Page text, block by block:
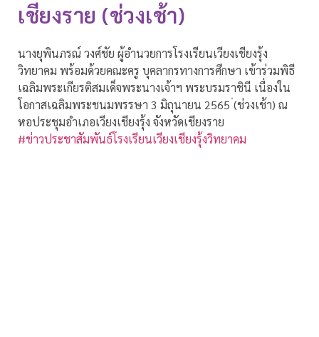
เชียงราย (ช่วงเช้า)
นางยุพินภรณ์ วงศ์ชัย ผู้อำนวยการโรงเรียนเวียงเชียงรุ้ง
วิทยาคม พร้อมด้วยคณะครู บุคลากรทางการศึกษา เข้าร่วมพิธี
เฉลิมพระเกียรติสมเด็จพระนางเจ้าฯ พระบรมราชินี เนื่องใน
โอกาสเฉลิมพระชนมพรรษา 3 มิถุนายน 2565 ่(ช่วงเช้า) ณ
หอประชุมอำเภอเวียงเชียงรุ้ง จังหวัดเชียงราย
#ข่าวประชาสัมพันธ์โรงเรียนเวียงเชียงรุ้งวิทยาคม